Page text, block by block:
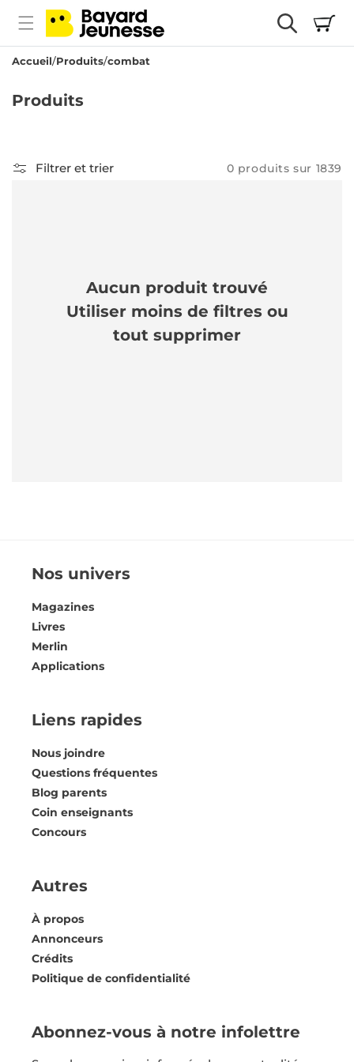
passer
au
contenu
Panier
Accueil Produits combat
C
l
Produits
Filtrer et trier 0 produits sur 1839
Aucun produit trouvé
Utiliser moins de filtres ou
tout supprimer
Nos univers
Magazines
Livres
Merlin
Applications
Liens rapides
Nous joindre
Questions fréquentes
Blog parents
Coin enseignants
Concours
Autres
À propos
Annonceurs
Crédits
Politique de confidentialité
Abonnez-vous à notre infolettre